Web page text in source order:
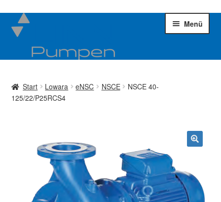
Zur
Navigation
Zum
Inhalt
Menü
Impellerpumpen
Start Lowara eNSC NSCE
NSCE 40-
125/22/P25RCS4